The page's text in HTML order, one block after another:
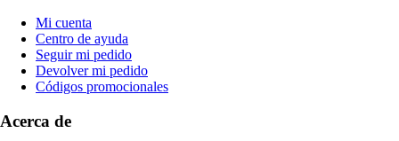
Mi cuenta
Centro de ayuda
Seguir mi pedido
Devolver mi pedido
Códigos promocionales
Acerca de